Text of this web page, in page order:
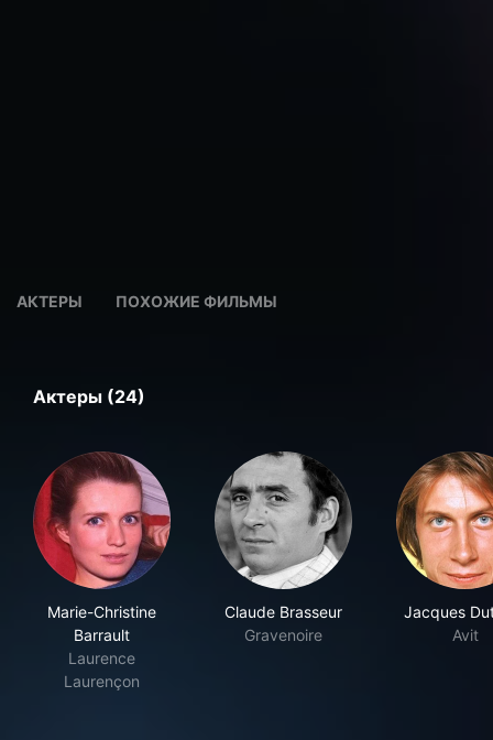
АКТЕРЫ ПОХОЖИЕ ФИЛЬМЫ
Актеры (24)
Marie-Christine
Barrault
Laurence
Laurençon
Claude Brasseur
Gravenoire
Jacques
Avit